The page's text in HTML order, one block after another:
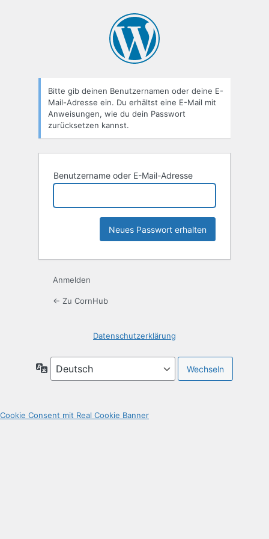
Bitte gib deinen Benutzernamen oder deine E-
Mail-Adresse ein. Du erhältst eine E-Mail mit
Anweisungen, wie du dein Passwort
zurücksetzen kannst.
Benutzername oder E-Mail-Adresse
Anmelden
← Zu CornHub
Datenschutzerklärung
Sprache
Cookie Consent mit Real Cookie Banner